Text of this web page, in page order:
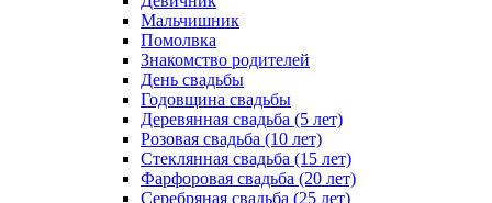
Мальчишник
Помолвка
Знакомство родителей
День свадьбы
Годовщина свадьбы
Деревянная свадьба (5 лет)
Розовая свадьба (10 лет)
Стеклянная свадьба (15 лет)
Фарфоровая свадьба (20 лет)
Серебряная свадьба (25 лет)